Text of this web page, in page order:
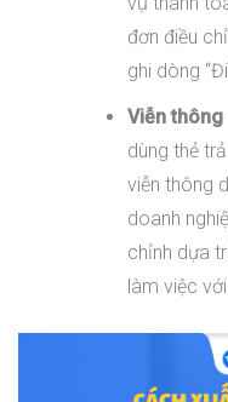
đơn điều
ghi dòng
Viễn
dùng thẻ
viễn thông
doanh
chỉnh dựa
làm việc